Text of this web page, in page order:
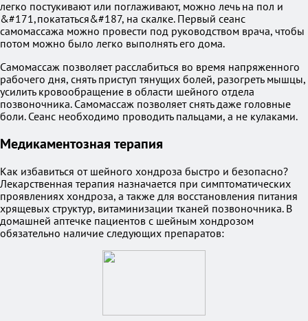
легко постукивают или поглаживают, можно лечь на пол и
&#171,покататься&#187, на скалке. Первый сеанс
самомассажа можно провести под руководством врача, чтобы
потом можно было легко выполнять его дома.
Самомассаж позволяет расслабиться во время напряженного
рабочего дня, снять приступ тянущих болей, разогреть мышцы,
усилить кровообращение в области шейного отдела
позвоночника. Самомассаж позволяет снять даже головные
боли. Сеанс необходимо проводить пальцами, а не кулаками.
Медикаментозная терапия
Как избавиться от шейного хондроза быстро и безопасно?
Лекарственная терапия назначается при симптоматических
проявлениях хондроза, а также для восстановления питания
хрящевых структур, витаминизации тканей позвоночника. В
домашней аптечке пациентов с шейным хондрозом
обязательно наличие следующих препаратов: